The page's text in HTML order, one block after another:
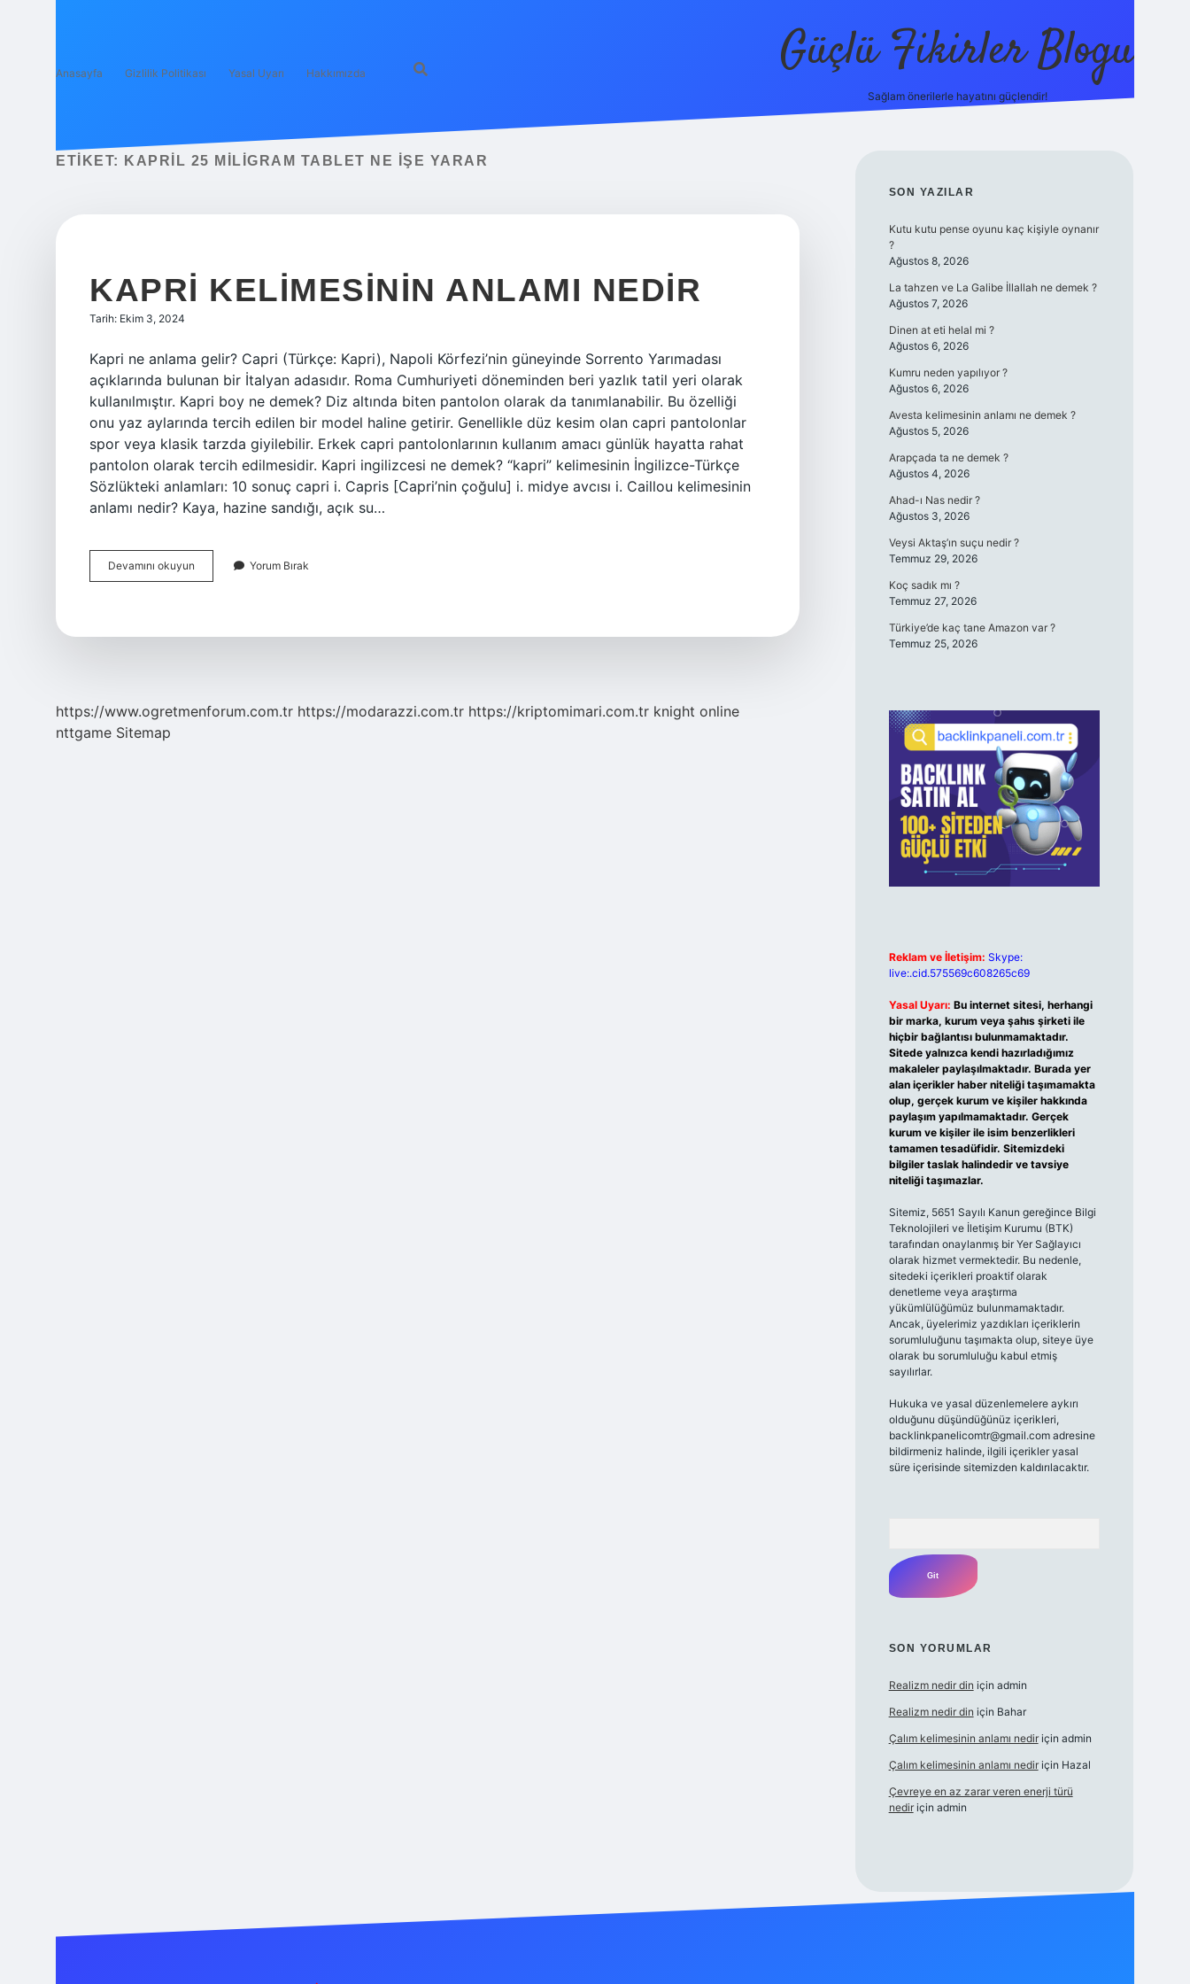
Anasayfa Gizlilik Politikası Yasal Uyarı Hakkımızda Güçlü Fikirler Blogu
Sağlam önerilerle hayatını güçlendir!
ETIKET: KAPRIL 25 MILIGRAM TABLET NE IŞE YARAR
KAPRI KELIMESININ ANLAMI NEDIR
Tarih: Ekim 3, 2024
Kapri ne anlama gelir? Capri (Türkçe: Kapri), Napoli Körfezi’nin güneyinde Sorrento Yarımadası
açıklarında bulunan bir İtalyan adasıdır. Roma Cumhuriyeti döneminden beri yazlık tatil yeri olarak
kullanılmıştır. Kapri boy ne demek? Diz altında biten pantolon olarak da tanımlanabilir. Bu özelliği
onu yaz aylarında tercih edilen bir model haline getirir. Genellikle düz kesim olan capri pantolonlar
spor veya klasik tarzda giyilebilir. Erkek capri pantolonlarının kullanım amacı günlük hayatta rahat
pantolon olarak tercih edilmesidir. Kapri ingilizcesi ne demek? “kapri” kelimesinin İngilizce-Türkçe
Sözlükteki anlamları: 10 sonuç capri i. Capris [Capri’nin çoğulu] i. midye avcısı i. Caillou kelimesinin
anlamı nedir? Kaya, hazine sandığı, açık su…
Devamını okuyun
Kelimesinin
Yorum Bırak
https://www.ogretmenforum.com.tr https://modarazzi.com.tr https://kriptomimari.com.tr knight online
nttgame Sitemap
SIDEBAR
SON YAZILAR
Kutu kutu pense oyunu kaç kişiyle oynanır
?
Ağustos 8, 2026
La tahzen ve La Galibe İllallah ne demek ?
Ağustos 7, 2026
Dinen at eti helal mi ?
Ağustos 6, 2026
Kumru neden yapılıyor ?
Ağustos 6, 2026
Avesta kelimesinin anlamı ne demek ?
Ağustos 5, 2026
Arapçada ta ne demek ?
Ağustos 4, 2026
Ahad-ı Nas nedir ?
Ağustos 3, 2026
Veysi Aktaş’ın suçu nedir ?
Temmuz 29, 2026
Koç sadık mı ?
Temmuz 27, 2026
Türkiye’de kaç tane Amazon var ?
Temmuz 25, 2026
Reklam ve İletişim: Skype:
live:.cid.575569c608265c69
Yasal Uyarı: Bu internet sitesi, herhangi
bir marka, kurum veya şahıs şirketi ile
hiçbir bağlantısı bulunmamaktadır.
Sitede yalnızca kendi hazırladığımız
makaleler paylaşılmaktadır. Burada yer
alan içerikler haber niteliği taşımamakta
olup, gerçek kurum ve kişiler hakkında
paylaşım yapılmamaktadır. Gerçek
kurum ve kişiler ile isim benzerlikleri
tamamen tesadüfidir. Sitemizdeki
bilgiler taslak halindedir ve tavsiye
niteliği taşımazlar.
Sitemiz, 5651 Sayılı Kanun gereğince Bilgi
Teknolojileri ve İletişim Kurumu (BTK)
tarafından onaylanmış bir Yer Sağlayıcı
olarak hizmet vermektedir. Bu nedenle,
sitedeki içerikleri proaktif olarak
denetleme veya araştırma
yükümlülüğümüz bulunmamaktadır.
Ancak, üyelerimiz yazdıkları içeriklerin
sorumluluğunu taşımakta olup, siteye üye
olarak bu sorumluluğu kabul etmiş
sayılırlar.
Hukuka ve yasal düzenlemelere aykırı
olduğunu düşündüğünüz içerikleri,
backlinkpanelicomtr@gmail.comadresine
bildirmeniz halinde, ilgili içerikler yasal
süre içerisinde sitemizden kaldırılacaktır.
SON YORUMLAR
Realizm nedir din için admin
Realizm nedir din için Bahar
Çalım kelimesinin anlamı nediriçin admin
Çalım kelimesinin anlamı nediriçin Hazal
Çevreye en az zarar veren enerji türü
nediriçin admin